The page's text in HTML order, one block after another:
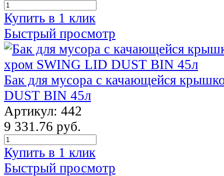
Купить в 1 клик
Быстрый просмотр
Бак для мусора с качающейся
DUST BIN 45л
Артикул: 442
9 331.76 руб.
Купить в 1 клик
Быстрый просмотр